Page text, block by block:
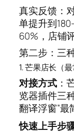
真实反馈：
单提升到
60%，店铺
第二步：三
1. 芒果店长（
对接方式：
览器插件三
翻译浮窗”最
快速上手步